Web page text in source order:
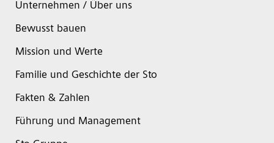
Unternehmen / Über uns
Bewusst bauen
Mission und Werte
Familie und Geschichte der Sto
Fakten & Zahlen
Führung und Management